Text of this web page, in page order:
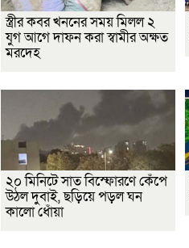
স্ত্রীর কবর খননের সময় মিলল ২
যুগ আগে দাফন করা স্বামীর অক্ষত
মরদেহ
২০ মিনিটে সাত বিস্ফোরণে কেঁপে
উঠল দুবাই, ছড়িয়ে পড়ল ঘন
কালো ধোঁয়া